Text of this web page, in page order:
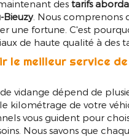
destarifs
Bieuzy. Nous comprenons
une fortune. C'est
de haute qualité à des
le meilleur service
vidange dépend de
kilométrage de votre
vous guident pour
Nous savons que